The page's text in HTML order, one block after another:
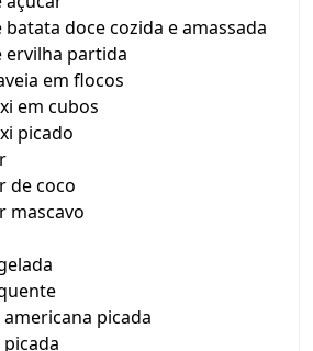
batata doce cozida e amassada
ervilha partida
em flocos
em cubos
picado
de coco
mascavo
picada